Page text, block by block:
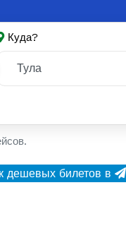
Куда?
дешевых билетов в